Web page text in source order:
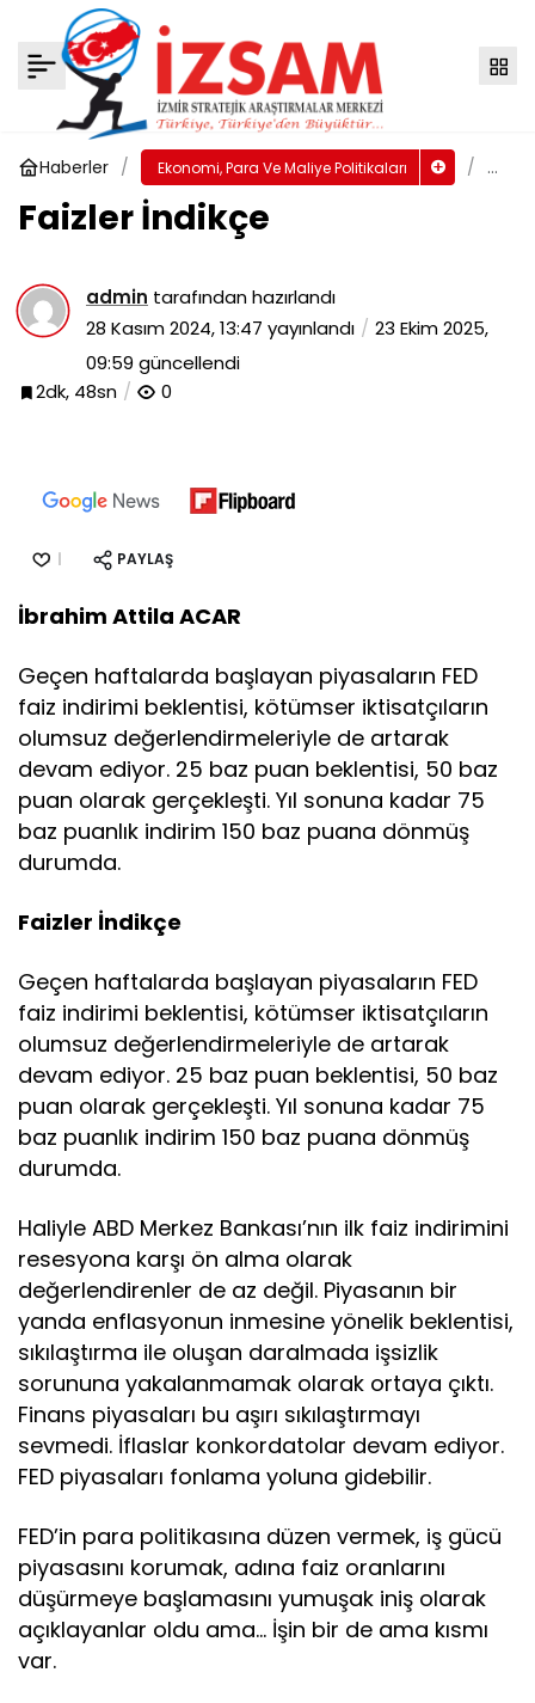
Haberler Ekonomi, Para Ve Maliye Politikaları
Faizler İndikçe
admin tarafından hazırlandı
28 Kasım 2024, 13:47 yayınlandı
23 Ekim 2025,
09:59 güncellendi
2dk, 48sn
0
PAYLAŞ
İbrahim Attila ACAR
Geçen haftalarda başlayan piyasaların FED
faiz indirimi beklentisi, kötümser iktisatçıların
olumsuz değerlendirmeleriyle de artarak
devam ediyor. 25 baz puan beklentisi, 50 baz
puan olarak gerçekleşti. Yıl sonuna kadar 75
baz puanlık indirim 150 baz puana dönmüş
durumda.
Faizler İndikçe
Geçen haftalarda başlayan piyasaların FED
faiz indirimi beklentisi, kötümser iktisatçıların
olumsuz değerlendirmeleriyle de artarak
devam ediyor. 25 baz puan beklentisi, 50 baz
puan olarak gerçekleşti. Yıl sonuna kadar 75
baz puanlık indirim 150 baz puana dönmüş
durumda.
Haliyle ABD Merkez Bankası’nın ilk faiz indirimini
resesyona karşı ön alma olarak
değerlendirenler de az değil. Piyasanın bir
yanda enflasyonun inmesine yönelik beklentisi,
sıkılaştırma ile oluşan daralmada işsizlik
sorununa yakalanmamak olarak ortaya çıktı.
Finans piyasaları bu aşırı sıkılaştırmayı
sevmedi. İflaslar konkordatolar devam ediyor.
FED piyasaları fonlama yoluna gidebilir.
FED’in para politikasına düzen vermek, iş gücü
piyasasını korumak, adına faiz oranlarını
düşürmeye başlamasını yumuşak iniş olarak
açıklayanlar oldu ama… İşin bir de ama kısmı
var.
2025 Bütçesi